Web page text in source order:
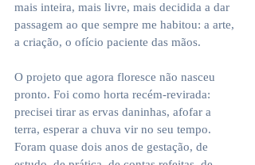
mais inteira, mais livre, mais decidida a dar
passagem ao que sempre me habitou: a arte,
a criação, o ofício paciente das mãos.
O projeto que agora floresce não nasceu
pronto. Foi como horta recém-revirada:
precisei tirar as ervas daninhas, afofar a
terra, esperar a chuva vir no seu tempo.
Foram quase dois anos de gestação, de